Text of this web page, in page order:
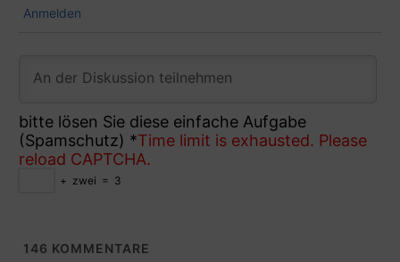
Anmelden
bitte lösen Sie diese einfache Aufgabe
(Spamschutz) *Time limit is exhausted. Please
reload CAPTCHA.
+ zwei = 3
146 KOMMENTARE